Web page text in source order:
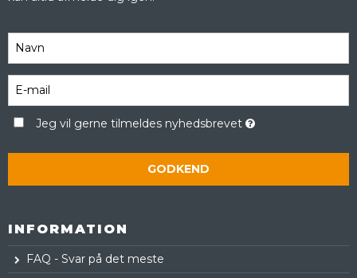
Jeg vil gerne tilmeldes nyhedsbrevet
GODKEND
INFORMATION
FAQ - Svar på det meste